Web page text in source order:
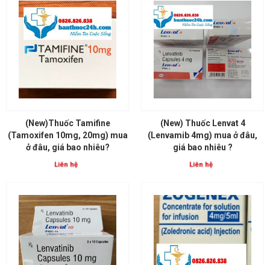
(New)Thuốc Tamifine
(Tamoxifen 10mg, 20mg) mua
ở đâu, giá bao nhiêu?
Liên hệ
(New) Thuốc Lenvat 4
(Lenvamib 4mg) mua ở đâu,
giá bao nhiêu ?
Liên hệ